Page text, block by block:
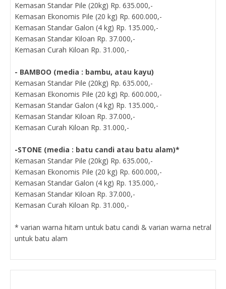
Kemasan Standar Pile (20kg) Rp. 635.000,-
Kemasan Ekonomis Pile (20 kg) Rp. 600.000,-
Kemasan Standar Galon (4 kg) Rp. 135.000,-
Kemasan Standar Kiloan Rp. 37.000,-
Kemasan Curah Kiloan Rp. 31.000,-
- BAMBOO (media : bambu, atau kayu)
Kemasan Standar Pile (20kg) Rp. 635.000,-
Kemasan Ekonomis Pile (20 kg) Rp. 600.000,-
Kemasan Standar Galon (4 kg) Rp. 135.000,-
Kemasan Standar Kiloan Rp. 37.000,-
Kemasan Curah Kiloan Rp. 31.000,-
-STONE (media : batu candi atau batu alam)*
Kemasan Standar Pile (20kg) Rp. 635.000,-
Kemasan Ekonomis Pile (20 kg) Rp. 600.000,-
Kemasan Standar Galon (4 kg) Rp. 135.000,-
Kemasan Standar Kiloan Rp. 37.000,-
Kemasan Curah Kiloan Rp. 31.000,-
* varian warna hitam untuk batu candi & varian warna netral
untuk batu alam